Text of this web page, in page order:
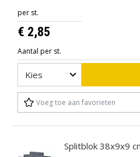
per st.
€ 2,85
Aantal per st.
Voeg toe aan favorieten
Splitblok 38x9x9